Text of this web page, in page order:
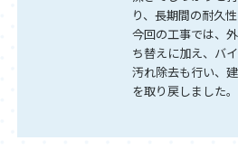
り、長期間の耐久
今回の工事では、
ち替えに加え、バ
汚れ除去も行い、
を取り戻しました。